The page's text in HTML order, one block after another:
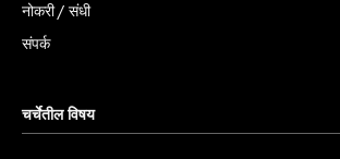
नोकरी / संधी
संपर्क
चर्चेतील विषय